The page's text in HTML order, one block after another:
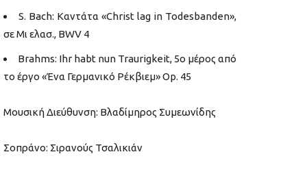
S. Bach: Καντάτα «Christ lag in Todesbanden»,
σε Μι ελασ., BWV 4
Brahms: Ihr habt nun Traurigkeit, 5ο μέρος από
το έργο «Ένα Γερμανικό Ρέκβιεμ» Op. 45
Μουσική Διεύθυνση: Βλαδίμηρος Συμεωνίδης
Σοπράνο: Σιρανούς Τσαλικιάν